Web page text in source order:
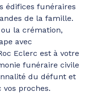
édifices funéraires
de la famille.
la crémation,
avec
Eclerc est à votre
funéraire civile
du défunt et
proches.